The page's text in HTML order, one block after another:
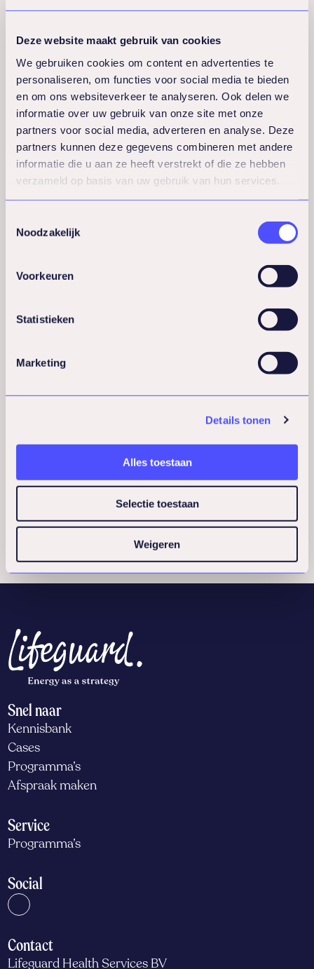
Deze website maakt gebruik van cookies
We gebruiken cookies om content en advertenties te
personaliseren, om functies voor social media te bieden
en om ons websiteverkeer te analyseren. Ook delen we
informatie over uw gebruik van onze site met onze
partners voor social media, adverteren en analyse. Deze
partners kunnen deze gegevens combineren met andere
informatie die u aan ze heeft verstrekt of die ze hebben
verzameld op basis van uw gebruik van hun services.
Noodzakelijk
Voorkeuren
Statistieken
Marketing
Details tonen
Alles toestaan
Selectie toestaan
Weigeren
Trainer
Ik word omschreven als:enthousiast, toegankelijk,
Snel naar
Kennisbank
Cases
Programma’s
Afspraak maken
Service
Programma’s
Social
Contact
Lifeguard Health Services BV